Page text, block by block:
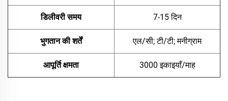
डिलीवरी समय 7-15 दिन
भुगतान की शर्तें एल/सी; टी/टी; मनीग्राम
आपूर्ति क्षमता 3000 इकाइयाँ/माह